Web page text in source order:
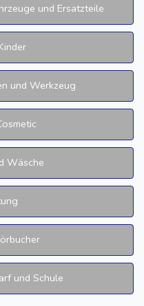
und Ersatzteile
und Werkzeug
Wäsche
und Schule